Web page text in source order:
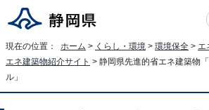
現在の位置： ホーム > くらし・環境 > 環境保全 > エ
エネ建築物紹介サイト > 静岡県先進的省エネ建築物
ル」